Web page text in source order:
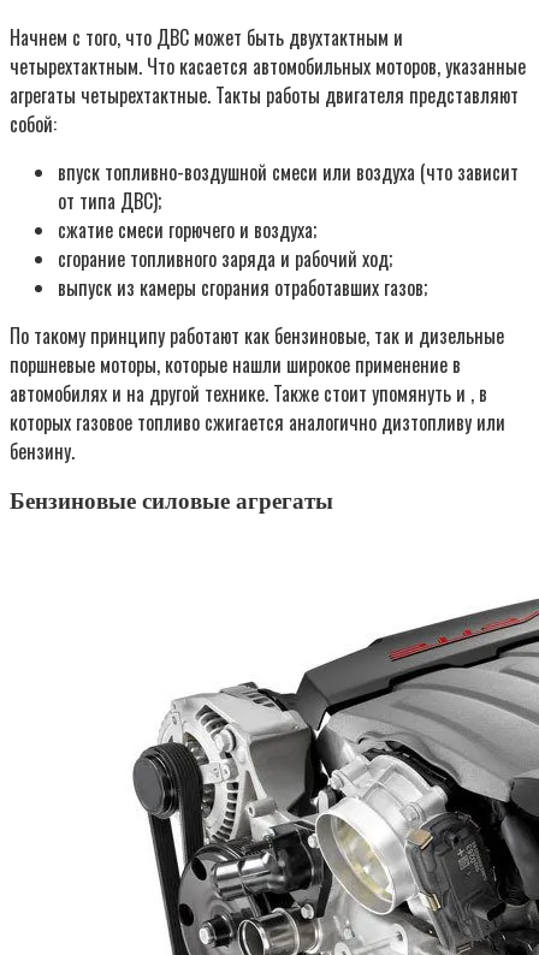
Начнем с того, что ДВС может быть двухтактным и
четырехтактным. Что касается автомобильных моторов, указанные
агрегаты четырехтактные. Такты работы двигателя представляют
собой:
впуск топливно-воздушной смеси или воздуха (что зависит
от типа ДВС);
сжатие смеси горючего и воздуха;
сгорание топливного заряда и рабочий ход;
выпуск из камеры сгорания отработавших газов;
По такому принципу работают как бензиновые, так и дизельные
поршневые моторы, которые нашли широкое применение в
автомобилях и на другой технике. Также стоит упомянуть и , в
которых газовое топливо сжигается аналогично дизтопливу или
бензину.
Бензиновые силовые агрегаты